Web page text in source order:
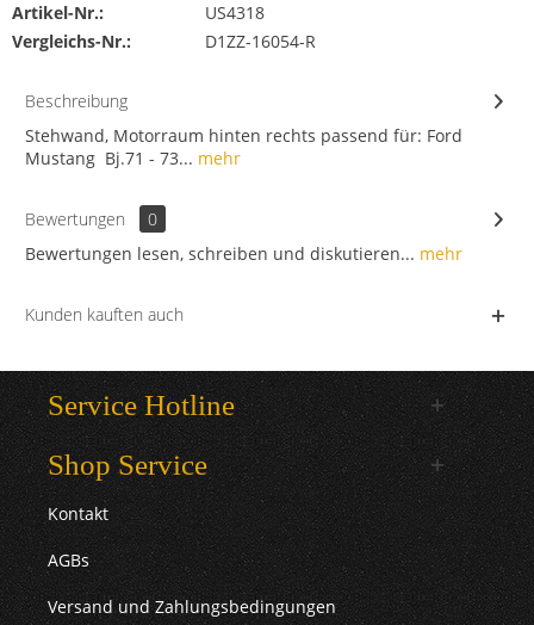
Artikel-Nr.:
US4318
Vergleichs-Nr.:
D1ZZ-16054-R
Beschreibung
Stehwand, Motorraum hinten rechts passend für: Ford
Mustang Bj.71 - 73... mehr
Bewertungen
0
Bewertungen lesen, schreiben und diskutieren... mehr
Kunden kauften auch
Service Hotline
Shop Service
Kontakt
AGBs
Versand und Zahlungsbedingungen